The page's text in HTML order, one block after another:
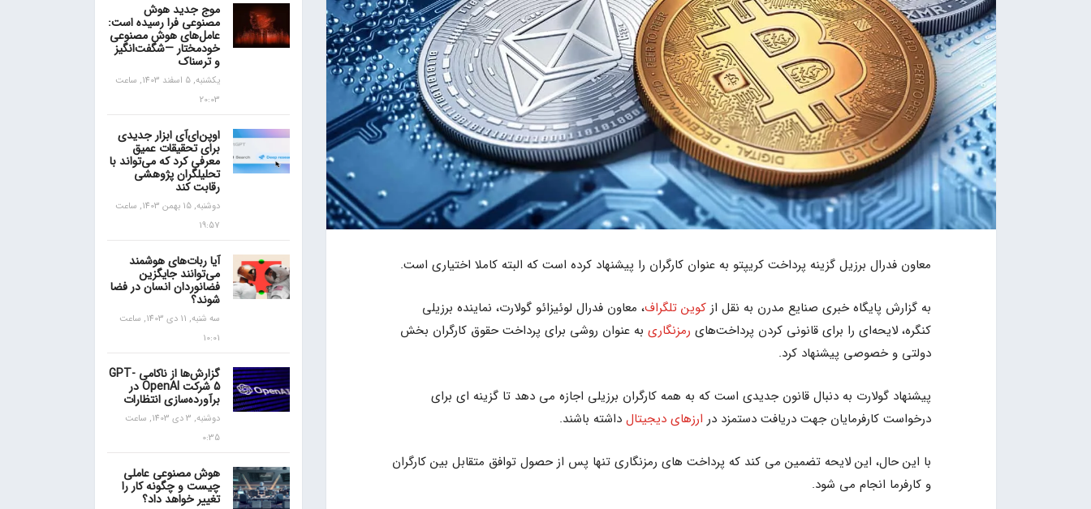
معاون فدرال برزیل گزینه پرداخت کریپتو به عنوان کارگران را پیشنهاد کرده است که البته کاملا اختیاری است.
به گزارش پایگاه خبری صنایع مدرن به نقل از کوین تلگراف، معاون فدرال لوئیزائو گولارت، نماینده برزیلی
کنگره، لایحه‌ای را برای قانونی کردن پرداخت‌های رمزنگاری به عنوان روشی برای پرداخت حقوق کارگران بخش
دولتی و خصوصی پیشنهاد کرد.
پیشنهاد گولارت به دنبال قانون جدیدی است که به همه کارگران برزیلی اجازه می دهد تا گزینه ای برای
درخواست کارفرمایان جهت دریافت دستمزد در ارزهای دیجیتال داشته باشند.
با این حال، این لایحه تضمین می کند که پرداخت های رمزنگاری تنها پس از حصول توافق متقابل بین کارگران
و کارفرما انجام می شود.
موج جدید هوش
مصنوعی فرا رسیده است:
عامل‌های هوش مصنوعی
خودمختار —شگفت‌انگیز
و ترسناک
یکشنبه, 5 اسفند 1403, ساعت
20:03
اوپن‌ای‌آی ابزار جدیدی
برای تحقیقات عمیق
معرفی کرد که می‌تواند با
تحلیلگران پژوهشی
رقابت کند
دوشنبه, 15 بهمن 1403, ساعت
19:57
آیا ربات‌های هوشمند
می‌توانند جایگزین
فضانوردان انسان در فضا
شوند؟
سه شنبه, 11 دی 1403, ساعت
10:01
گزارش‌ها از ناکامی GPT-
5 شرکت OpenAI در
برآورده‌سازی انتظارات
دوشنبه, 3 دی 1403, ساعت
0:35
هوش مصنوعی عاملی
چیست و چگونه کار را
تغییر خواهد داد؟